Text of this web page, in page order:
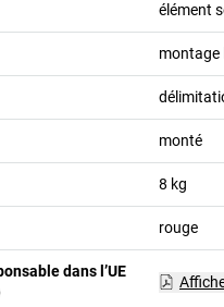
élément
montage
monté
8 kg
rouge
dans l’UE